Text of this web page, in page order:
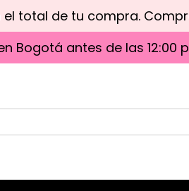
total de tu compra.
Bogotá antes de las 12:00